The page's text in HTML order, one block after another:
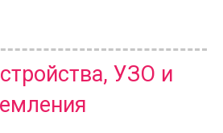
УЗО и